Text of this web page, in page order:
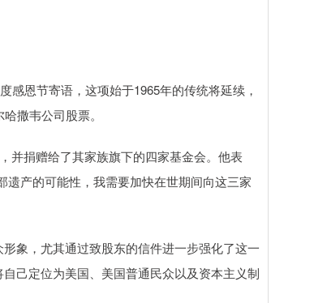
感恩节寄语，这项始于1965年的传统将延续，
撒韦公司股票。
并捐赠给了其家族旗下的四家基金会。他表
遗产的可能性，我需要加快在世期间向这三家
象，尤其通过致股东的信件进一步强化了这一
己定位为美国、美国普通民众以及资本主义制